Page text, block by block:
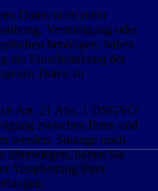
Daten nicht mehr
Verteidigung oder
benötigen, haben
die Einschränkung der
Daten zu
Art. 21 Abs. 1 DSGVO
zwischen Ihren und
werden. Solange noch
überwiegen, haben Sie
Verarbeitung Ihrer